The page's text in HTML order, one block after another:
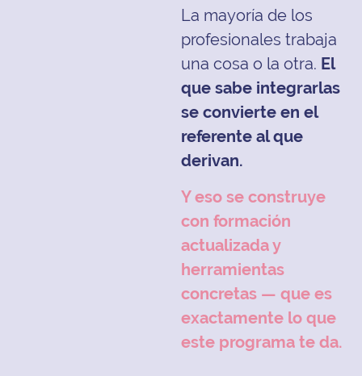
La mayoría de los
profesionales trabaja
una cosa o la otra. El
que sabe integrarlas
se convierte en el
referente al que
derivan.
Y eso se construye
con formación
actualizada y
herramientas
concretas — que es
exactamente lo que
este programa te da.